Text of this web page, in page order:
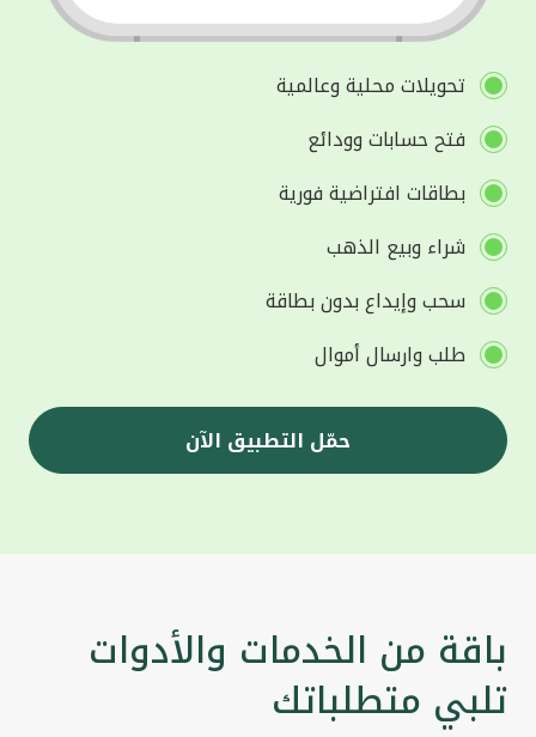
تحويلات محلية وعالمية
فتح حسابات وودائع
بطاقات افتراضية فورية
شراء وبيع الذهب
سحب وإيداع بدون بطاقة
طلب وارسال أموال
حمّل التطبيق الآن
باقة من الخدمات والأدوات
تلبي متطلباتك